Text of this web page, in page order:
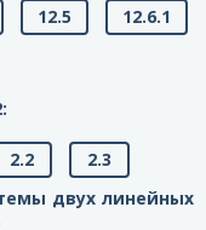
12.5 12.6.1
2.2
2.3
двух линейных